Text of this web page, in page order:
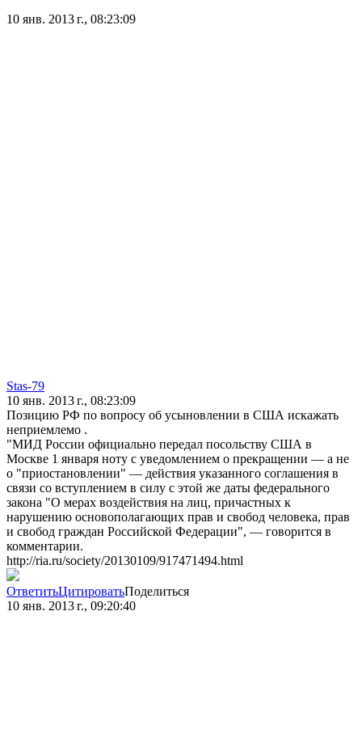
10 янв. 2013 г., 08:23:09
Stas-79
10 янв. 2013 г., 08:23:09
Позицию РФ по вопросу об усыновлении в США искажать
неприемлемо .
"МИД России официально передал посольству США в
Москве 1 января ноту с уведомлением о прекращении — а не
о "приостановлении" — действия указанного соглашения в
связи со вступлением в силу с этой же даты федерального
закона "О мерах воздействия на лиц, причастных к
нарушению основополагающих прав и свобод человека, прав
и свобод граждан Российской Федерации", — говорится в
комментарии.
http://ria.ru/society/20130109/917471494.html
ОтветитьЦитироватьПоделиться
10 янв. 2013 г., 09:20:40